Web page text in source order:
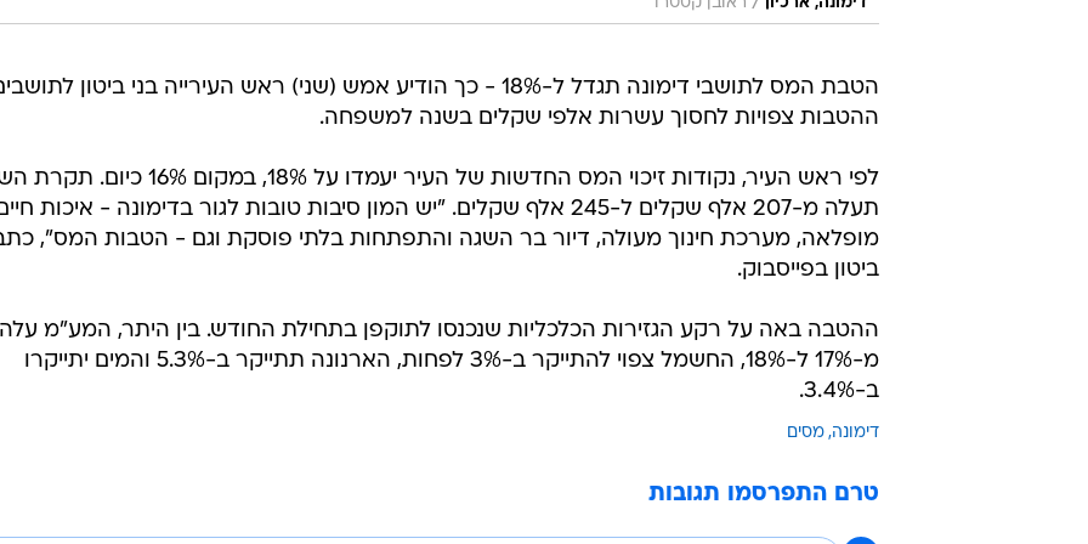
דימונה, ארכיון / ראובן קסטרו
הטבת המס לתושבי דימונה תגדל ל-18% - כך הודיע אמש (שני) ראש העירייה בני ביטון
ההטבות צפויות לחסוך עשרות אלפי שקלים בשנה למשפחה.
לפי ראש העיר, נקודות זיכוי המס החדשות של העיר יעמדו על 18%, במקום
תעלה מ-207 אלף שקלים ל-245 אלף שקלים. "יש המון סיבות טובות לגור בדימונה - איכות
מופלאה, מערכת חינוך מעולה, דיור בר השגה והתפתחות בלתי פוסקת וגם - הטבות המס",
ביטון בפייסבוק.
ההטבה באה על רקע הגזירות הכלכליות שנכנסו לתוקפן בתחילת החודש. בין היתר, המע"מ עלה
מ-17% ל-18%, החשמל צפוי להתייקר ב-3% לפחות, הארנונה תתייקר ב-5.3% והמים יתייקרו
ב-3.4%.
דימונה מסים
טרם התפרסמו תגובות